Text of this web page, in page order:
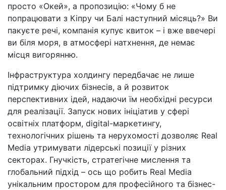
просто «Окей», а пропозицію: «Чому б не
попрацювати з Кіпру чи Балі наступний місяць?» Ви
пакуєте речі, компанія купує квиток – і вже ввечері
ви біля моря, в атмосфері натхнення, де немає
місця вигорянню.
Інфраструктура холдингу передбачає не лише
підтримку діючих бізнесів, а й розвиток
перспективних ідей, надаючи їм необхідні ресурси
для реалізації. Запуск нових ініціатив у сфері
освітніх платформ, digital-маркетингу,
технологічних рішень та нерухомості дозволяє Real
Media утримувати лідерські позиції у різних
секторах. Гнучкість, стратегічне мислення та
глобальний підхід – ось що робить Real Media
унікальним простором для професійного та бізнес-